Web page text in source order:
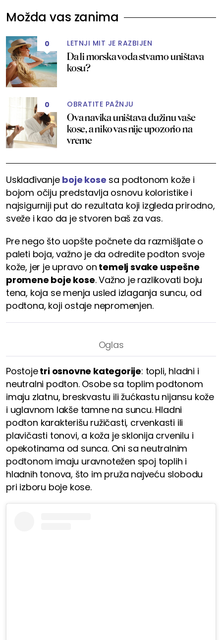
Možda vas zanima
0 LETNJI MIT JE RAZBIJEN
Da li morska voda stvarno uništava
kosu?
0 OBRATITE PAŽNJU
Ova navika uništava dužinu vaše
kose, a niko vas nije upozorio na
vreme
Usklađivanje boje kose sa podtonom kože i
bojom očiju predstavlja osnovu koloristike i
najsigurniji put do rezultata koji izgleda prirodno,
sveže i kao da je stvoren baš za vas.
Pre nego što uopšte počnete da razmišljate o
paleti boja, važno je da odredite podton svoje
kože, jer je upravo on temelj svake uspešne
promene boje kose. Važno je razlikovati boju
tena, koja se menja usled izlaganja suncu, od
podtona, koji ostaje nepromenjen.
Postojetri osnovne kategorije: topli, hladni i
neutralni podton. Osobe sa toplim podtonom
imaju zlatnu, breskvastu ili žućkastu nijansu kože
i uglavnom lakše tamne na suncu. Hladni
podton karakterišu ružičasti, crvenkasti ili
plavičasti tonovi, a koža je sklonija crvenilu i
opekotinama od sunca. Oni sa neutralnim
podtonom imaju uravnotežen spoj toplih i
hladnih tonova, što im pruža najveću slobodu
pri izboru boje kose.